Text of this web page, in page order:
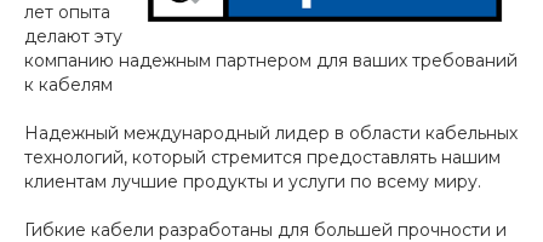
лет опыта
делают эту
компанию надежным партнером для ваших требований
к кабелям
Надежный международный лидер в области кабельных
технологий, который стремится предоставлять нашим
клиентам лучшие продукты и услуги по всему миру.
Гибкие кабели разработаны для большей прочности и